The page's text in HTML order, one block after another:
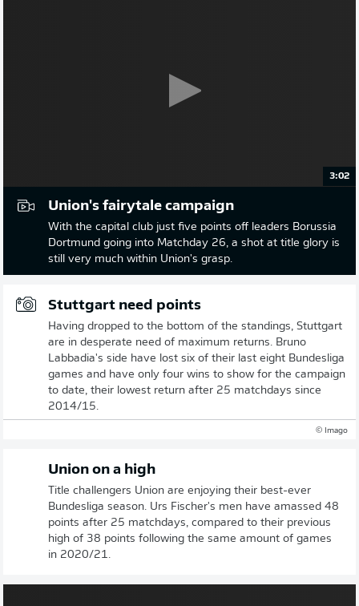
3:02
Union's fairytale campaign
With the capital club just five points off leaders Borussia
Dortmund going into Matchday 26, a shot at title glory is
still very much within Union's grasp.
Stuttgart need points
Having dropped to the bottom of the standings, Stuttgart
are in desperate need of maximum returns. Bruno
Labbadia's side have lost six of their last eight Bundesliga
games and have only four wins to show for the campaign
to date, their lowest return after 25 matchdays since
2014/15.
© Imago
Union on a high
Title challengers Union are enjoying their best-ever
Bundesliga season. Urs Fischer's men have amassed 48
points after 25 matchdays, compared to their previous
high of 38 points following the same amount of games
in 2020/21.